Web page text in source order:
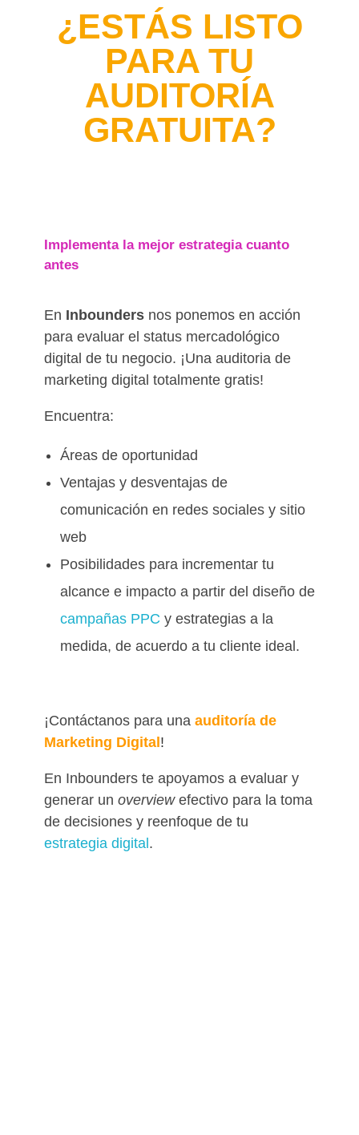
¿ESTÁS LISTO
PARA TU
AUDITORÍA
GRATUITA?
Implementa la mejor estrategia cuanto
antes
En Inbounders nos ponemos en acción
para evaluar el status mercadológico
digital de tu negocio. ¡Una auditoria de
marketing digital totalmente gratis!
Encuentra:
Áreas de oportunidad
Ventajas y desventajas de
comunicación en redes sociales y sitio
web
Posibilidades para incrementar tu
alcance e impacto a partir del diseño de
campañas PPC y estrategias a la
medida, de acuerdo a tu cliente ideal.
¡Contáctanos para una auditoría de
Marketing Digital !
En Inbounders te apoyamos a evaluar y
generar un overviewefectivo para la toma
de decisiones y reenfoque de tu
estrategia digital .